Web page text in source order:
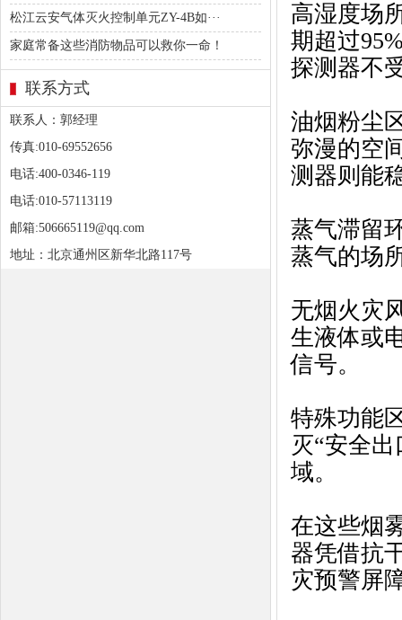
松江云安气体灭火控制单元ZY-4B如···
家庭常备这些消防物品可以救你一命！
联系方式
联系人：郭经理
传真:010-69552656
电话:400-0346-119
电话:010-57113119
邮箱:506665119@qq.com
地址：北京通州区新华北路117号
高湿度场
期超过
探测器不
油烟粉尘
弥漫的空
测器则能
蒸气滞留
蒸气的场
无烟火灾
生液体或
信号。
特殊功能
灭“安全
域。
在这些烟
器凭借抗
灾预警屏